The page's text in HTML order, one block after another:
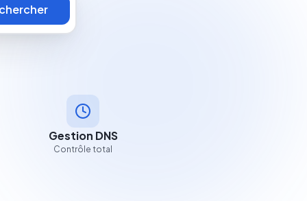
Gestion DNS
Contrôle total